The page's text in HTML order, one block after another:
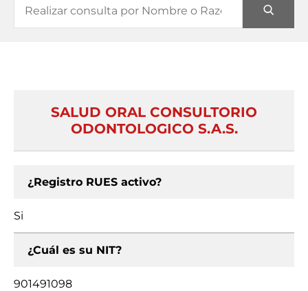
SALUD ORAL CONSULTORIO
ODONTOLOGICO S.A.S.
¿Registro RUES activo?
Si
¿Cuál es su NIT?
901491098